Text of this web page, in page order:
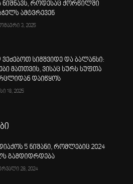
ნიშნავს, როდესაც ქორწილში
ამტვრევენ
3, 2025
ვეძებოთ სიმშვიდე და ბალანსი:
მათთვის, ვისაც სურს სუფთა
დაიწყოს
18, 2025
5 ნიშანი, რომლებიც 2024
გამდიდრდება
28, 2024